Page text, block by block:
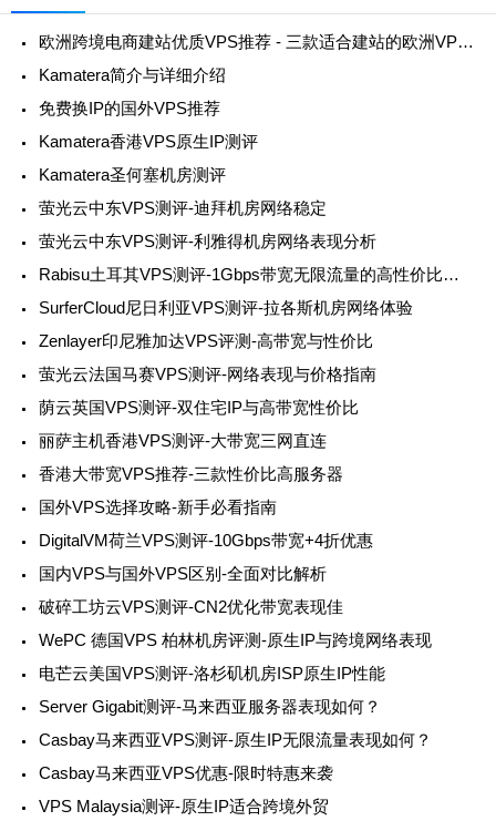
欧洲跨境电商建站优质VPS推荐 - 三款适合建站的欧洲VPS云服务器
Kamatera简介与详细介绍
免费换IP的国外VPS推荐
Kamatera香港VPS原生IP测评
Kamatera圣何塞机房测评
萤光云中东VPS测评-迪拜机房网络稳定
萤光云中东VPS测评-利雅得机房网络表现分析
Rabisu土耳其VPS测评-1Gbps带宽无限流量的高性价比选择
SurferCloud尼日利亚VPS测评-拉各斯机房网络体验
Zenlayer印尼雅加达VPS评测-高带宽与性价比
萤光云法国马赛VPS测评-网络表现与价格指南
荫云英国VPS测评-双住宅IP与高带宽性价比
丽萨主机香港VPS测评-大带宽三网直连
香港大带宽VPS推荐-三款性价比高服务器
国外VPS选择攻略-新手必看指南
DigitalVM荷兰VPS测评-10Gbps带宽+4折优惠
国内VPS与国外VPS区别-全面对比解析
破碎工坊云VPS测评-CN2优化带宽表现佳
WePC 德国VPS 柏林机房评测-原生IP与跨境网络表现
电芒云美国VPS测评-洛杉矶机房ISP原生IP性能
Server Gigabit测评-马来西亚服务器表现如何？
Casbay马来西亚VPS测评-原生IP无限流量表现如何？
Casbay马来西亚VPS优惠-限时特惠来袭
VPS Malaysia测评-原生IP适合跨境外贸